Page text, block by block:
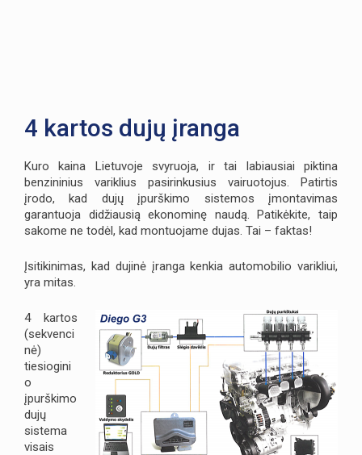
4 kartos dujų įranga
Kuro kaina Lietuvoje svyruoja, ir tai labiausiai piktina
benzininius variklius pasirinkusius vairuotojus. Patirtis
įrodo, kad dujų įpurškimo sistemos įmontavimas
garantuoja didžiausią ekonominę naudą. Patikėkite, taip
sakome ne todėl, kad montuojame dujas. Tai – faktas!
Įsitikinimas, kad dujinė įranga kenkia automobilio varikliui,
yra mitas.
4 kartos
(sekvenci
nė)
tiesiogini
o
įpurškimo
dujų
sistema
visais